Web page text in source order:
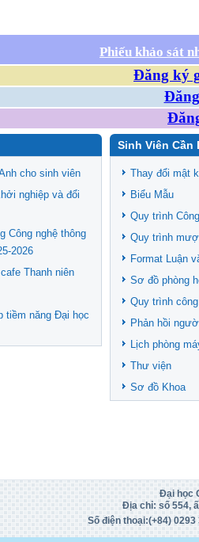
Phiếu khảo sát
Đăng ký
cho sinh viên
nghiệp và đổi
Công nghệ thông
2026
Thanh niên
tiềm năng Đại học
Sinh Viên Cần
Thay đổi mật
Biểu Mẫu
Quy trình
Quy trình
Format Luận
Sơ đồ phòng
Quy trình
Phản hồi
Lịch phòng
Thư viện
Sơ đồ Khoa
Đại học
Địa chỉ: số 554,
Số điện thoại:(+84)